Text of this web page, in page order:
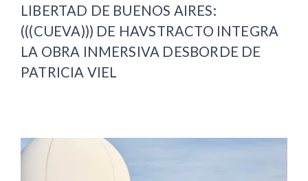
LIBERTAD DE BUENOS AIRES:
(((CUEVA))) DE HAVSTRACTO INTEGRA
LA OBRA INMERSIVA DESBORDE DE
PATRICIA VIEL